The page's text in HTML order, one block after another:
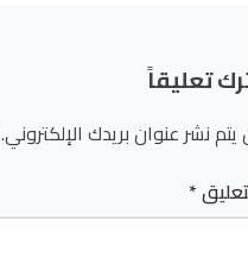
تعليقاً
يتم نشر عنوان بريدك الإلكتروني.
*